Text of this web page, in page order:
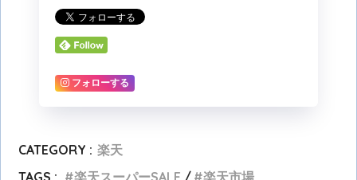
フォローする
CATEGORY : 楽天